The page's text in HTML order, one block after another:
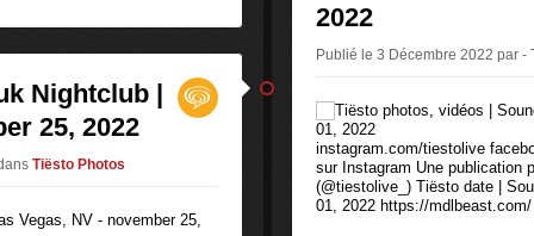
Nightclub |
25, 2022
Tiësto Photos
2022
Publié le 3 Décembre 2022 par -
instagram.com/tiestolive
sur Instagram Une publication
(@tiestolive_) Tiësto date |
01, 2022 https://